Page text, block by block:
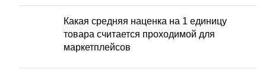
Какая средняя наценка на 1 единицу
товара считается проходимой для
маркетплейсов